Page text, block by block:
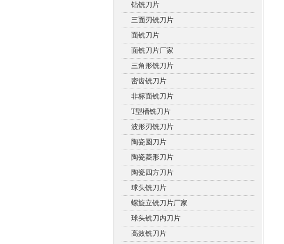
钻铣刀片
三面刃铣刀片
面铣刀片
面铣刀片厂家
三角形铣刀片
密齿铣刀片
非标面铣刀片
T型槽铣刀片
波形刃铣刀片
陶瓷圆刀片
陶瓷菱形刀片
陶瓷四方刀片
球头铣刀片
螺旋立铣刀片厂家
球头铣刀内刀片
高效铣刀片